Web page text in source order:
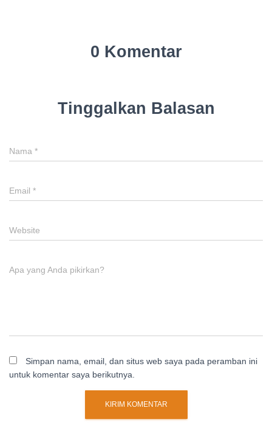
0 Komentar
Tinggalkan Balasan
Nama *
Email *
Website
Apa yang Anda pikirkan?
Simpan nama, email, dan situs web saya pada peramban ini
untuk komentar saya berikutnya.